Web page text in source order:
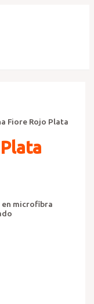
Fiore Rojo Plata
microfibra